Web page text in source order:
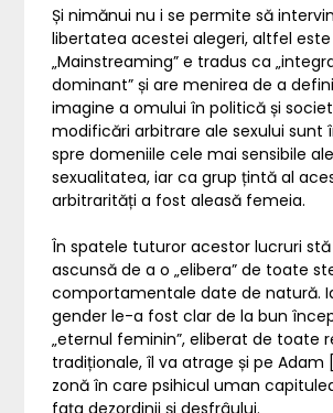
Și nimănui nu i se permite să
libertatea acestei alegeri, altfel
„Mainstreaming” e tradus ca
dominant” și are menirea de a
imagine a omului în politică și
modificări arbitrare ale sexului sunt
spre domeniile cele mai sensibile
sexualitatea, iar ca grup țintă al
arbitrarități a fost aleasă femeia.
În spatele tuturor acestor lucruri
ascunsă de a o „elibera” de toate
comportamentale date de natură.
gender le-a fost clar de la bun
„eternul feminin”, eliberat de toate
tradiționale, îl va atrage și pe Adam
zonă în care psihicul uman
fața dezordinii și desfrâului.